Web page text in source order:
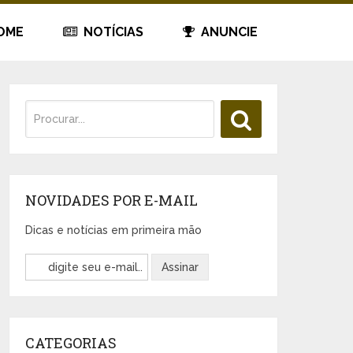
NOTÍCIAS ANUNCIE
NOVIDADES POR E-MAIL
Dicas e notícias em primeira mão
CATEGORIAS